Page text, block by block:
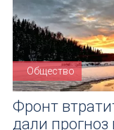
Общество
Фронт
дали прогноз